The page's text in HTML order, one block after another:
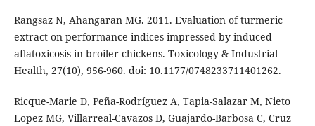
Rangsaz N, Ahangaran MG. 2011. Evaluation of turmeric
extract on performance indices impressed by induced
aflatoxicosis in broiler chickens. Toxicology & Industrial
Health, 27(10), 956-960. doi: 10.1177/0748233711401262.
Ricque-Marie D, Peña-Rodríguez A, Tapia-Salazar M, Nieto
Lopez MG, Villarreal-Cavazos D, Guajardo-Barbosa C, Cruz